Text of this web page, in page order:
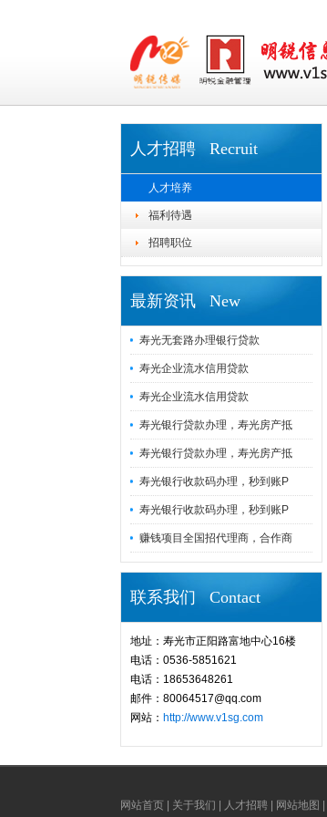
人才招聘 Recruit
人才培养
福利待遇
招聘职位
最新资讯 New
寿光无套路办理银行贷款
寿光企业流水信用贷款
寿光企业流水信用贷款
寿光银行贷款办理，寿光房产抵
寿光银行贷款办理，寿光房产抵
寿光银行收款码办理，秒到账P
寿光银行收款码办理，秒到账P
赚钱项目全国招代理商，合作商
联系我们 Contact
地址：寿光市正阳路富地中心16楼
电话：0536-5851621
电话：18653648261
邮件：80064517@qq.com
网站： http://www.v1sg.com
网站首页 关于我们 人才招聘 网站地图